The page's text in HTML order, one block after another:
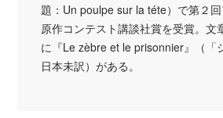
題：Un poulpe sur la téte）で第２
原作コンテスト講談社賞を受賞。文
に『Le zèbre et le prisonnier』（「
日本未訳）がある。